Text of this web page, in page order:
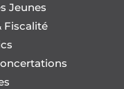
Jeunes
Fiscalité